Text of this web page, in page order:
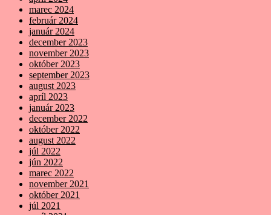
marec 2024
február 2024
január 2024
december 2023
november 2023
október 2023
september 2023
august 2023
apríl 2023
január 2023
december 2022
október 2022
august 2022
júl 2022
jún 2022
marec 2022
november 2021
október 2021
júl 2021